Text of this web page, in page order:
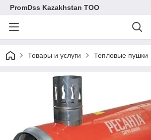
PromDss Kazakhstan TOO
Товары и услуги Тепловые пушки